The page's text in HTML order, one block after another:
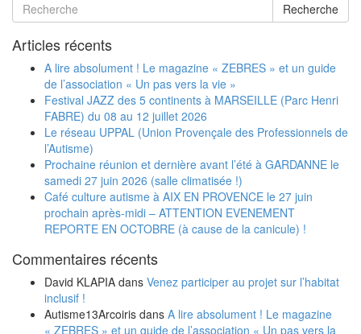
Recherche
Articles récents
A lire absolument ! Le magazine « ZEBRES » et un guide
de l’association « Un pas vers la vie »
Festival JAZZ des 5 continents à MARSEILLE (Parc Henri
FABRE) du 08 au 12 juillet 2026
Le réseau UPPAL (Union Provençale des Professionnels de
l’Autisme)
Prochaine réunion et dernière avant l’été à GARDANNE le
samedi 27 juin 2026 (salle climatisée !)
Café culture autisme à AIX EN PROVENCE le 27 juin
prochain après-midi – ATTENTION EVENEMENT
REPORTE EN OCTOBRE (à cause de la canicule) !
Commentaires récents
David KLAPIA dans Venez participer au projet sur l’habitat
inclusif !
Autisme13Arcoiris dans A lire absolument ! Le magazine
« ZEBRES » et un guide de l’association « Un pas vers la